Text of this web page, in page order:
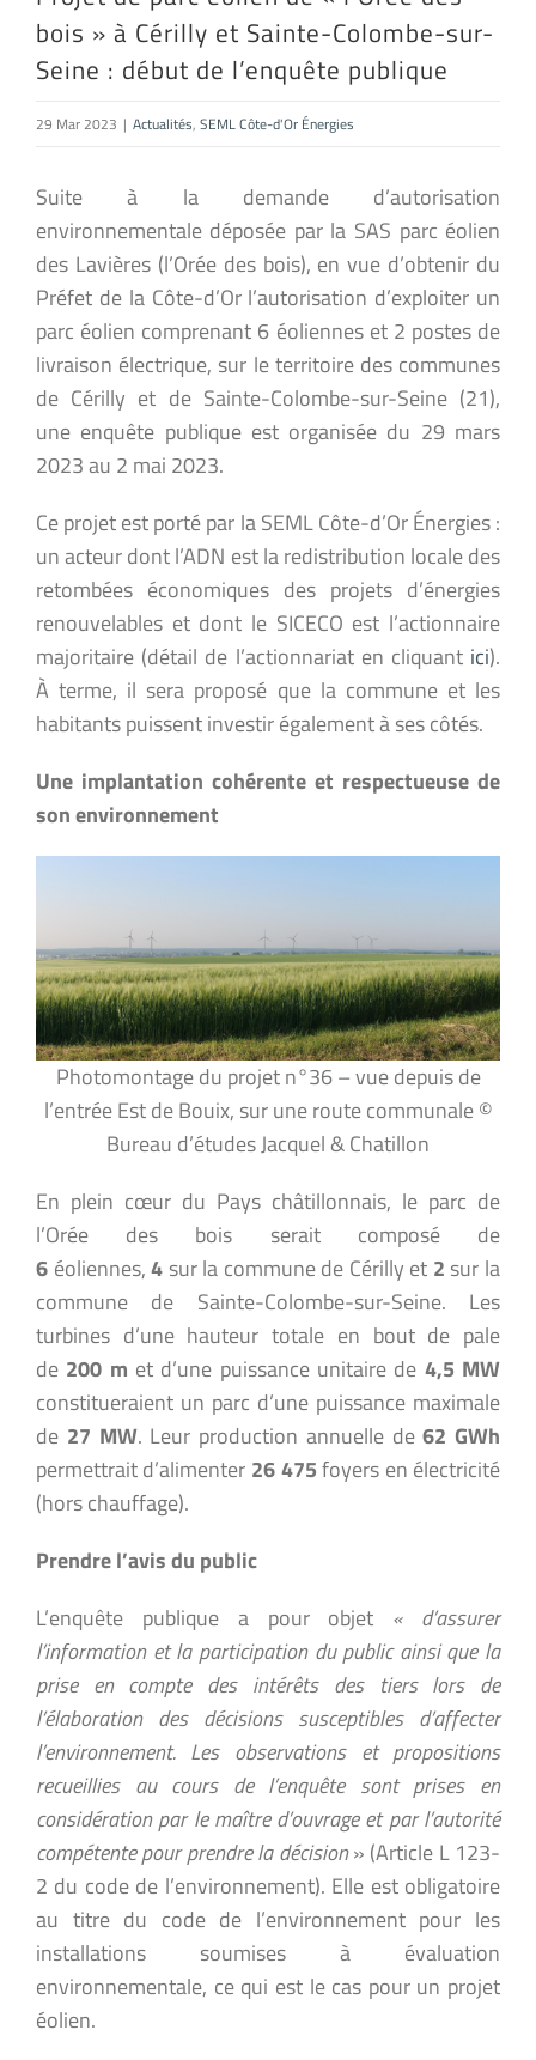
bois » à Cérilly et Sainte-Colombe-sur-
Seine : début de l’enquête publique
29 Mar 2023 | Actualités, SEML Côte-d'Or Énergies
Suite à la demande d’autorisation
environnementale déposée par la SAS parc éolien
des Lavières (l’Orée des bois), en vue d’obtenir du
Préfet de la Côte-d’Or l’autorisation d’exploiter un
parc éolien comprenant 6 éoliennes et 2 postes de
livraison électrique, sur le territoire des communes
de Cérilly et de Sainte-Colombe-sur-Seine (21),
une enquête publique est organisée du 29 mars
2023 au 2 mai 2023.
Ce projet est porté par la SEML Côte-d’Or Énergies :
un acteur dont l’ADN est la redistribution locale des
retombées économiques des projets d’énergies
renouvelables et dont le SICECO est l’actionnaire
majoritaire (détail de l’actionnariat en cliquant ici).
À terme, il sera proposé que la commune et les
habitants puissent investir également à ses côtés.
Une implantation cohérente et respectueuse de
son environnement
Photomontage du projet n°36 – vue depuis de
l’entrée Est de Bouix, sur une route communale ©
Bureau d’études Jacquel & Chatillon
En plein cœur du Pays châtillonnais, le parc de
l’Orée des bois serait composé de
6éoliennes,4 sur la commune de Cérilly et 2 sur la
commune de Sainte-Colombe-sur-Seine. Les
turbines d’une hauteur totale en bout de pale
de 200 m et d’une puissance unitaire de 4,5 MW
constitueraient un parc d’une puissance maximale
de 27 MW. Leur production annuelle de62 GWh
permettrait d’alimenter 26 475foyers en électricité
(hors chauffage).
Prendre l’avis du public
L’enquête publique a pour objet « d’assurer
l’information et la participation du public ainsi que la
prise en compte des intérêts des tiers lors de
l’élaboration des décisions susceptibles d’affecter
l’environnement. Les observations et propositions
recueillies au cours de l’enquête sont prises en
considération par le maître d’ouvrage et par l’autorité
compétente pour prendre la décision» (Article L 123-
2 du code de l’environnement). Elle est obligatoire
au titre du code de l’environnement pour les
installations soumises à évaluation
environnementale, ce qui est le cas pour un projet
éolien.